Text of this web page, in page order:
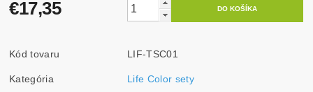
€17,35
Kód tovaru LIF-TSC01
Kategória Life Color sety